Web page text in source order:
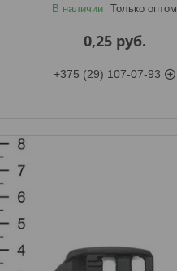
В наличии Только оптом
0,25 руб.
+375 (29) 107-07-93